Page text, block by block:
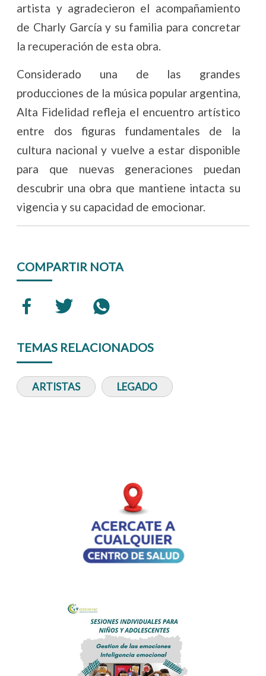
artista y agradecieron el acompañamiento
de Charly García y su familia para concretar
la recuperación de esta obra.
Considerado una de las grandes
producciones de la música popular argentina,
Alta Fidelidad refleja el encuentro artístico
entre dos figuras fundamentales de la
cultura nacional y vuelve a estar disponible
para que nuevas generaciones puedan
descubrir una obra que mantiene intacta su
vigencia y su capacidad de emocionar.
COMPARTIR NOTA
TEMAS RELACIONADOS
ARTISTAS LEGADO